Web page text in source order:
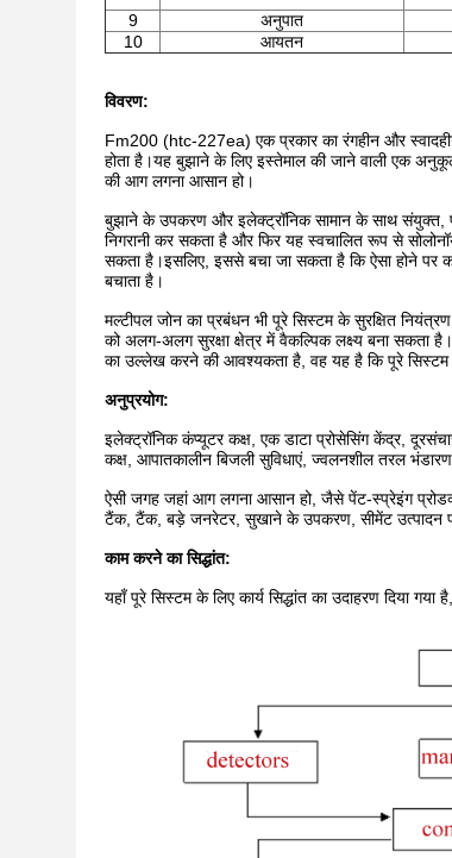
9
अनुपात
10
आयतन
विवरण:
Fm200 (htc-227ea) एक प्रकार का रंगहीन और
होता है।यह बुझाने के लिए इस्तेमाल की जाने वाली एक
की आग लगना आसान हो।
बुझाने के उपकरण और इलेक्ट्रॉनिक सामान के साथ संयुक्त,
निगरानी कर सकता है और फिर यह स्वचालित रूप से
सकता है।इसलिए, इससे बचा जा सकता है कि ऐसा होने पर
बचाता है।
मल्टीपल जोन का प्रबंधन भी पूरे सिस्टम के सुरक्षित
को अलग-अलग सुरक्षा क्षेत्र में वैकल्पिक लक्ष्य बना सकता
का उल्लेख करने की आवश्यकता है, वह यह है कि पूरे सिस्टम
अनुप्रयोग:
इलेक्ट्रॉनिक कंप्यूटर कक्ष, एक डाटा प्रोसेसिंग केंद्र,
कक्ष, आपातकालीन बिजली सुविधाएं, ज्वलनशील तरल
ऐसी जगह जहां आग लगना आसान हो, जैसे पेंट-स्प्रेइंग
टैंक, टैंक, बड़े जनरेटर, सुखाने के उपकरण, सीमेंट उत्पादन
काम करने का सिद्धांत:
यहाँ पूरे सिस्टम के लिए कार्य सिद्धांत का उदाहरण दिया गया है,